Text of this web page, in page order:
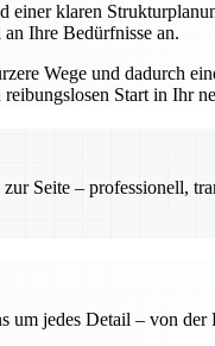
einer klaren
Ihre Bedürfnisse an.
Wege und dadurch
Start in Ihr
Seite – professionell,
um jedes Detail – von